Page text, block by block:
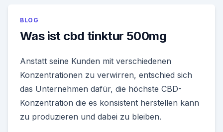
BLOG
Was ist cbd tinktur 500mg
Anstatt seine Kunden mit verschiedenen
Konzentrationen zu verwirren, entschied sich
das Unternehmen dafür, die höchste CBD-
Konzentration die es konsistent herstellen kann
zu produzieren und dabei zu bleiben.